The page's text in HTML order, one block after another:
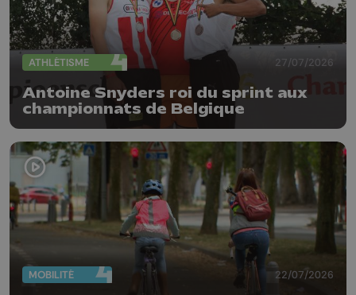
ATHLÉTISME 27/07/2026
Antoine Snyders roi du sprint aux
championnats de Belgique
MOBILITÉ 22/07/2026